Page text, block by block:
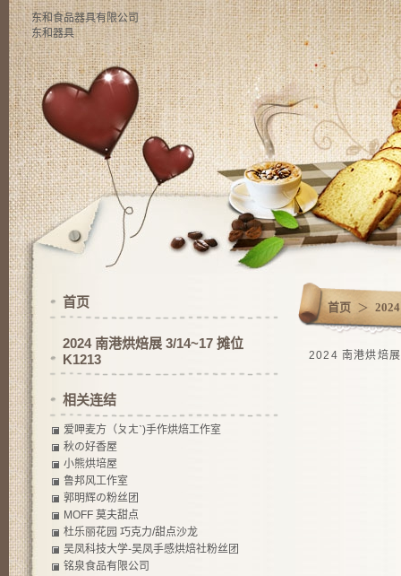
东和食品器具有限公司
东和器具
首页 ＞
2024 南港烘焙
首页
2024 南港烘焙展 3/14~17 摊位
K1213
相关连结
爱呷麦方（ㄆㄤˋ)手作烘焙工作室
秋の好香屋
小熊烘培屋
鲁邦风工作室
郭明辉の粉丝团
MOFF 莫夫甜点
杜乐丽花园 巧克力/甜点沙龙
吴凤科技大学-吴凤手感烘焙社粉丝团
铭泉食品有限公司